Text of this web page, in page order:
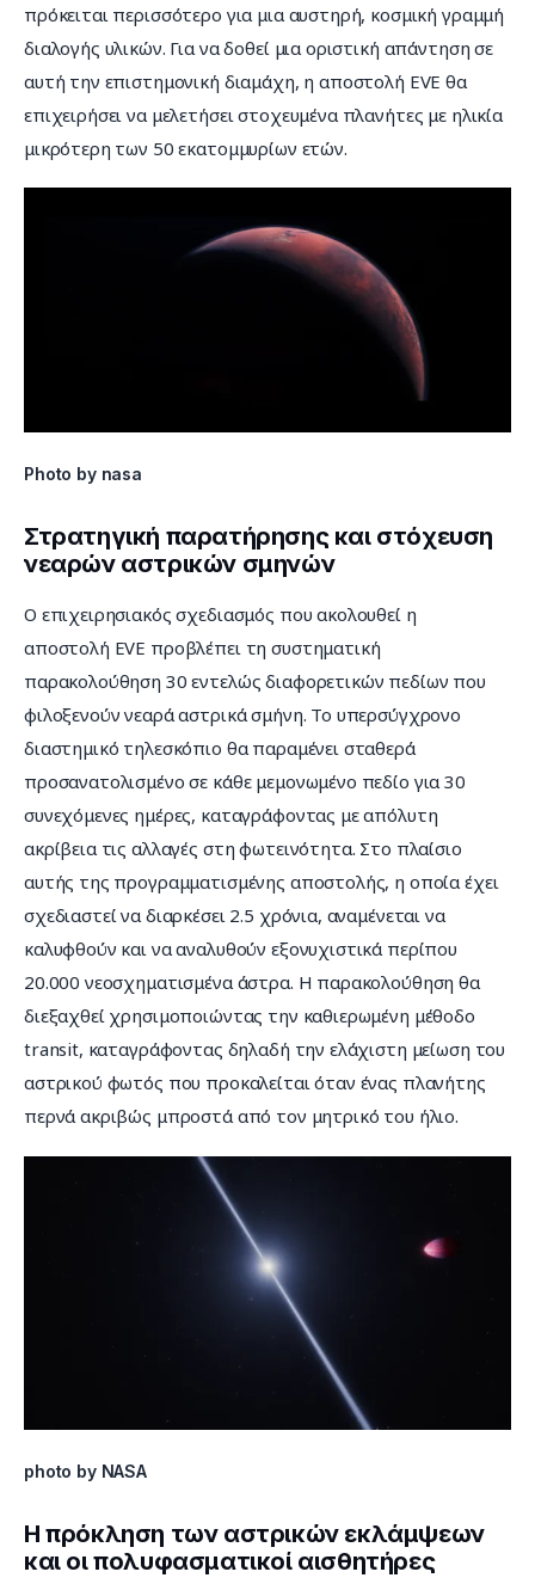
πρόκειται περισσότερο για μια αυστηρή, κοσμική γραμμή
διαλογής υλικών. Για να δοθεί μια οριστική απάντηση σε
αυτή την επιστημονική διαμάχη, η αποστολή EVE θα
επιχειρήσει να μελετήσει στοχευμένα πλανήτες με ηλικία
μικρότερη των 50 εκατομμυρίων ετών.
Photo by nasa
Στρατηγική παρατήρησης και στόχευση
νεαρών αστρικών σμηνών
Ο επιχειρησιακός σχεδιασμός που ακολουθεί η
αποστολή EVE προβλέπει τη συστηματική
παρακολούθηση 30 εντελώς διαφορετικών πεδίων που
φιλοξενούν νεαρά αστρικά σμήνη. Το υπερσύγχρονο
διαστημικό τηλεσκόπιο θα παραμένει σταθερά
προσανατολισμένο σε κάθε μεμονωμένο πεδίο για 30
συνεχόμενες ημέρες, καταγράφοντας με απόλυτη
ακρίβεια τις αλλαγές στη φωτεινότητα. Στο πλαίσιο
αυτής της προγραμματισμένης αποστολής, η οποία έχει
σχεδιαστεί να διαρκέσει 2.5 χρόνια, αναμένεται να
καλυφθούν και να αναλυθούν εξονυχιστικά περίπου
20.000 νεοσχηματισμένα άστρα. Η παρακολούθηση θα
διεξαχθεί χρησιμοποιώντας την καθιερωμένη μέθοδο
transit, καταγράφοντας δηλαδή την ελάχιστη μείωση του
αστρικού φωτός που προκαλείται όταν ένας πλανήτης
περνά ακριβώς μπροστά από τον μητρικό του ήλιο.
photo by NASA
Η πρόκληση των αστρικών εκλάμψεων
και οι πολυφασματικοί αισθητήρες